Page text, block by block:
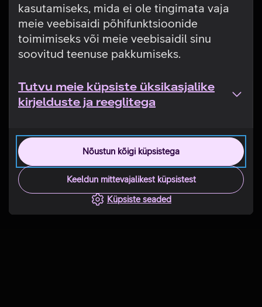
kasutamiseks, mida ei ole tingimata vaja
meie veebisaidi põhifunktsioonide
toimimiseks või meie veebisaidil sinu
soovitud teenuse pakkumiseks.
Tutvu meie küpsiste üksikasjalike
kirjelduste ja reeglitega
Nõustun kõigi küpsistega
Keeldun mittevajalikest küpsistest
Küpsiste seaded
Tehniline viga